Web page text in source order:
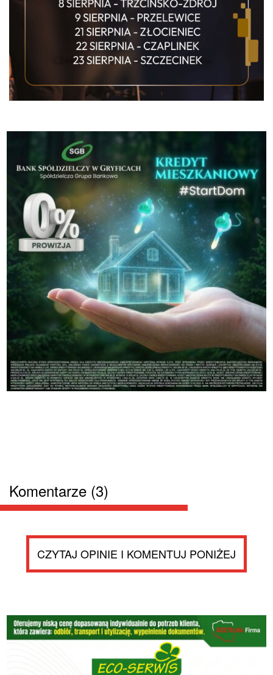
Komentarze (3)
CZYTAJ OPINIE I KOMENTUJ PONIŻEJ